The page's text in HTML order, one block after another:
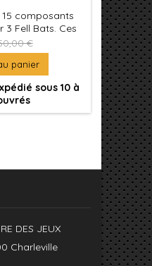
composants
Fell Bats. Ces
avec 3x socles
40mm.
€
panier
sous 10 à
DES JEUX
Charleville